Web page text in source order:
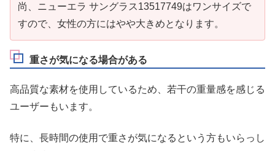
尚、ニューエラ サングラス13517749はワンサイズで
すので、女性の方にはやや大きめとなります。
重さが気になる場合がある
高品質な素材を使用しているため、若干の重量感を感じる
ユーザーもいます。
特に、長時間の使用で重さが気になるという方もいらっし